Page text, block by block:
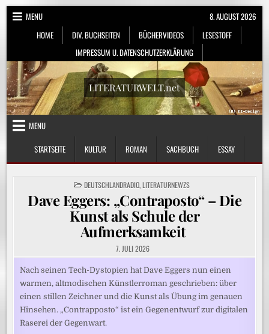
Skip
MENU
HOME
DIV. BUCHSEITEN BÜCHERVIDEOS
LESESTOFF
IMPRESSUM U. DATENSCHUTZERKLÄRUNG
8. AUGUST 2026
LITERATURWELT.net
MENU
STARTSEITE
KULTUR ROMAN SACHBUCH ESSAY
POSTED
IN
DEUTSCHLANDRADIO,LITERATURNEWZS
Dave Eggers: „Contraposto“ – Die
Kunst als Schule der
Aufmerksamkeit
7. JULI 2026
Nach seinen Tech-Dystopien hat Dave Eggers nun einen
warmen, altmodischen Künstlerroman geschrieben: über
einen stillen Zeichner und die Kunst als Übung im genauen
Hinsehen. „Contrapposto“ ist ein Gegenentwurf zur digitalen
Raserei der Gegenwart.